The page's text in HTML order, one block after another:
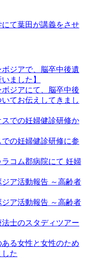
て葉田が講義をさせ
ボジアで、脳卒中後遺
ました】
ボジアにて、脳卒中後
てお伝えしてきまし
スでの妊婦健診研修か
での妊婦健診研修に参
ラコム郡病院にて 妊婦
ジア活動報告 ～高齢者
ジア活動報告 ～高齢者
法士のスタディツアー
ある女性と女性のため
た